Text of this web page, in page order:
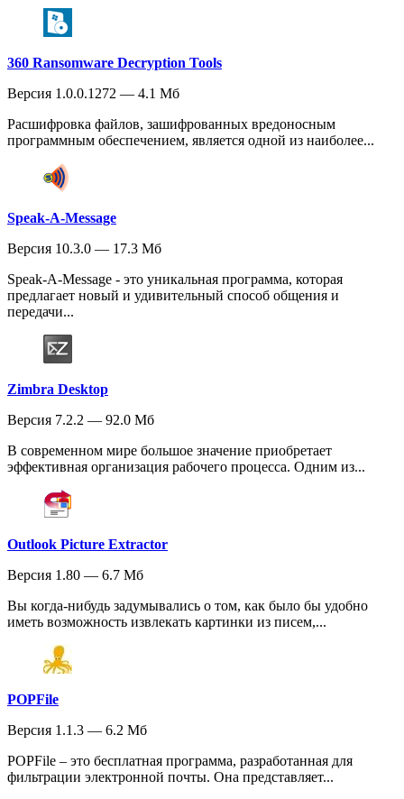
360 Ransomware Decryption Tools
Версия 1.0.0.1272 — 4.1 Мб
Расшифровка файлов, зашифрованных вредоносным
программным обеспечением, является одной из наиболее...
Speak-A-Message
Версия 10.3.0 — 17.3 Мб
Speak-A-Message - это уникальная программа, которая
предлагает новый и удивительный способ общения и
передачи...
Zimbra Desktop
Версия 7.2.2 — 92.0 Мб
В современном мире большое значение приобретает
эффективная организация рабочего процесса. Одним из...
Outlook Picture Extractor
Версия 1.80 — 6.7 Мб
Вы когда-нибудь задумывались о том, как было бы удобно
иметь возможность извлекать картинки из писем,...
POPFile
Версия 1.1.3 — 6.2 Мб
POPFile – это бесплатная программа, разработанная для
фильтрации электронной почты. Она представляет...